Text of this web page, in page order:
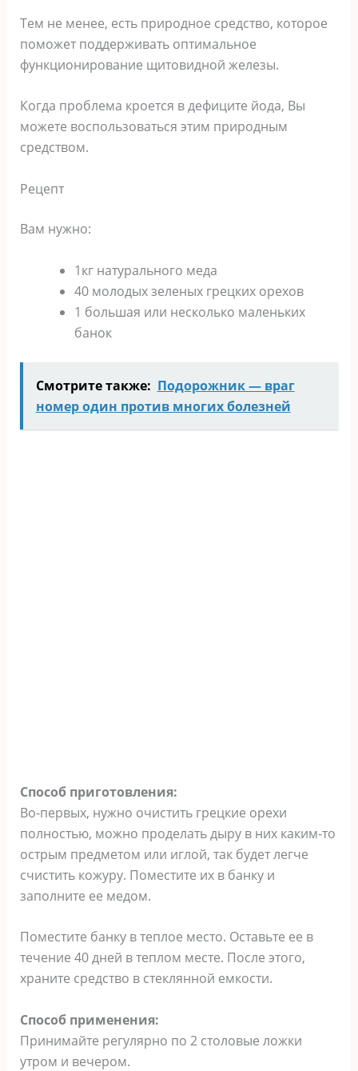
Тем не менее, есть природное средство, которое
поможет поддерживать оптимальное
функционирование щитовидной железы.
Когда проблема кроется в дефиците йода, Вы
можете воспользоваться этим природным
средством.
Рецепт
Вам нужно:
1кг натурального меда
40 молодых зеленых грецких орехов
1 большая или несколько маленьких
банок
Смотрите также: Подорожник — враг
номер один против многих болезней
Способ приготовления:
Во-первых, нужно очистить грецкие орехи
полностью, можно проделать дыру в них каким-то
острым предметом или иглой, так будет легче
счистить кожуру. Поместите их в банку и
заполните ее медом.
Поместите банку в теплое место. Оставьте ее в
течение 40 дней в теплом месте. После этого,
храните средство в стеклянной емкости.
Способ применения:
Принимайте регулярно по 2 столовые ложки
утром и вечером.